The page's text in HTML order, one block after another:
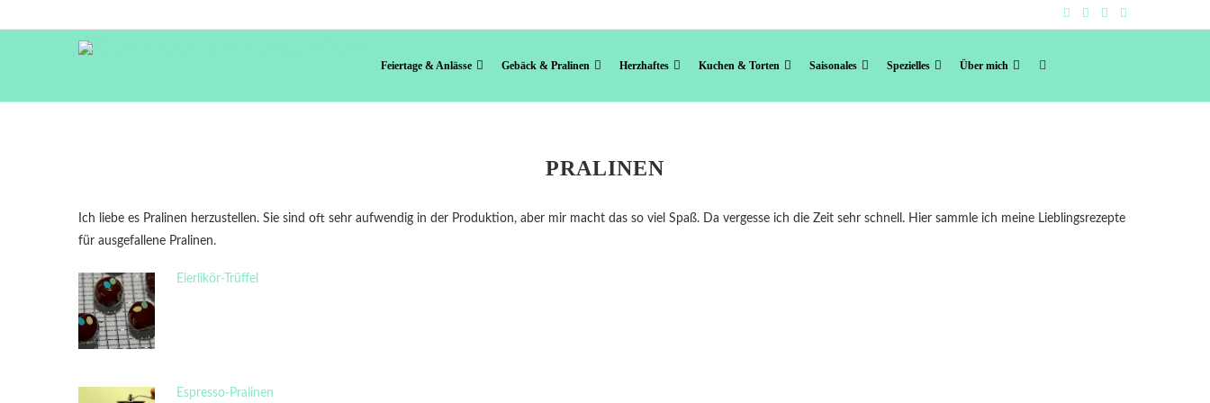
Feiertage & Anlässe Gebäck & Pralinen Herzhaftes Kuchen & Torten Saisonales Spezielles Über mich
PRALINEN
Ich liebe es Pralinen herzustellen. Sie sind oft sehr aufwendig in der Produktion, aber mir macht das so viel Spaß. Da vergesse ich die Zeit sehr schnell. Hier sammle ich meine Lieblingsrezepte
für ausgefallene Pralinen.
Eierlikör-Trüffel
Espresso-Pralinen